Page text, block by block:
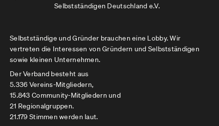
Selbstständigen Deutschland e.V.
Selbstständige und Gründer brauchen eine Lobby. Wir
vertreten die Interessen von Gründern und Selbstständigen
sowie kleinen Unternehmen.
Der Verband besteht aus
5.336 Vereins-Mitgliedern,
15.843 Community-Mitgliedern und
21 Regionalgruppen.
21.179 Stimmen werden laut.